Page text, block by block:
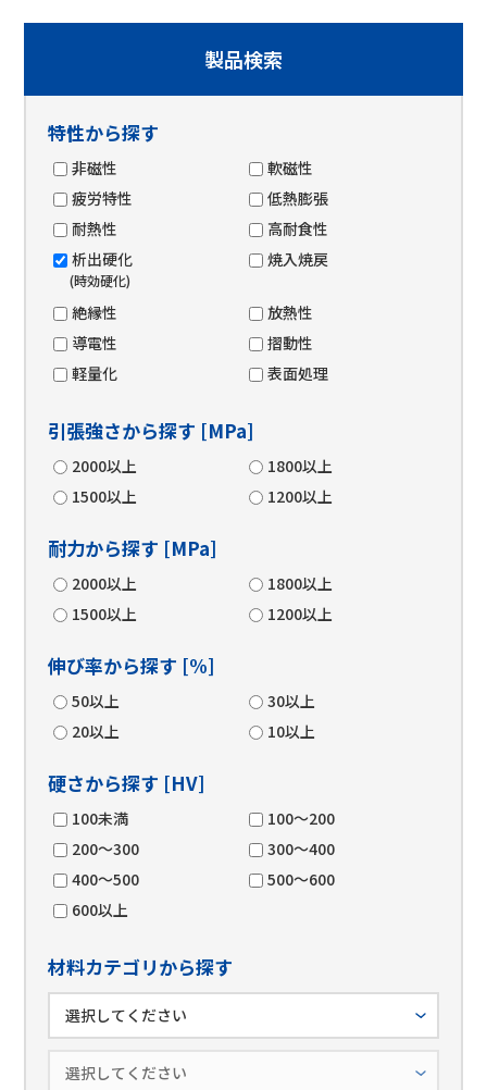
製品検索
特性から探す
非磁性
軟磁性
疲労特性
低熱膨張
耐熱性
高耐食性
析出硬化
(時効硬化)
焼入焼戻
絶縁性
放熱性
導電性
摺動性
軽量化
表面処理
引張強さから探す [MPa]
2000以上
1800以上
1500以上
1200以上
耐力から探す [MPa]
2000以上
1800以上
1500以上
1200以上
伸び率から探す [%]
50以上
30以上
20以上
10以上
硬さから探す [HV]
100未満
100～200
200～300
300～400
400～500
500～600
600以上
材料カテゴリから探す